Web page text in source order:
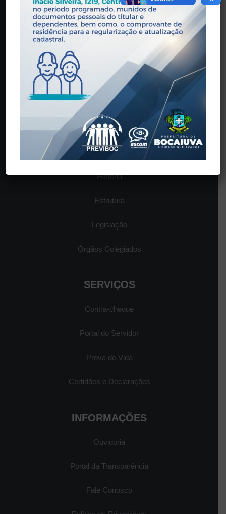
PREVIBOC
Praça Wandick Dumont, 146 - Centro, Bocaiúva - MG,
(38) 3251-5601
contato@previboc.mg.gov.br
Horário de Atendimento: 08:00 às 17:00
O INSTITUTO
História
Estrutura
Legislação
Órgãos Colegiados
SERVIÇOS
Contra-cheque
Portal do Servidor
Prova de Vida
Certidões e Declarações
INFORMAÇÕES
Ouvidoria
Portal da Transparência
Fale Conosco